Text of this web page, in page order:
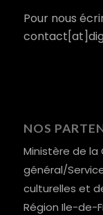
Pour nous
NOS
Ministère de
général/
culturelles et
Région Ile-de-